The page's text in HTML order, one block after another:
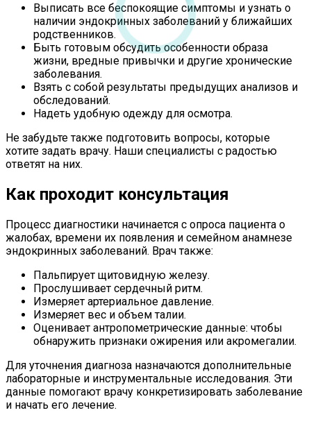
Выписать все беспокоящие симптомы и узнать о
наличии эндокринных заболеваний у ближайших
родственников.
Быть готовым обсудить особенности образа
жизни, вредные привычки и другие хронические
заболевания.
Взять с собой результаты предыдущих анализов и
обследований.
Надеть удобную одежду для осмотра.
Не забудьте также подготовить вопросы, которые
хотите задать врачу. Наши специалисты с радостью
ответят на них.
Как проходит консультация
Процесс диагностики начинается с опроса пациента о
жалобах, времени их появления и семейном анамнезе
эндокринных заболеваний. Врач также:
Пальпирует щитовидную железу.
Прослушивает сердечный ритм.
Измеряет артериальное давление.
Измеряет вес и объем талии.
Оценивает антропометрические данные: чтобы
обнаружить признаки ожирения или акромегалии.
Для уточнения диагноза назначаются дополнительные
лабораторные и инструментальные исследования. Эти
данные помогают врачу конкретизировать заболевание
и начать его лечение.